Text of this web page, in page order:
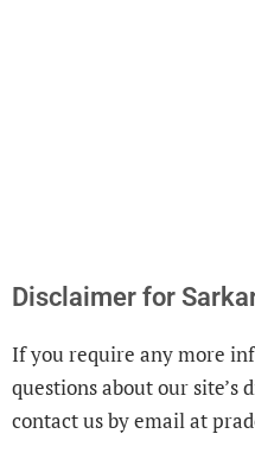
Disclaimer for
If you require any more
questions about our site’s
contact us by email at